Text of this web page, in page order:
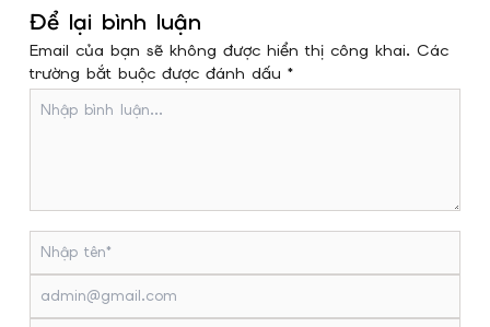
Để lại bình luận
Email của bạn sẽ không được hiển thị công khai. Các
trường bắt buộc được đánh dấu *